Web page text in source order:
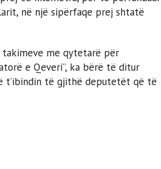
në një sipërfaqe prej shtatë
me qytetarë për
e Qeveri”, ka bërë të ditur
t’ibindin të gjithë deputetët që të